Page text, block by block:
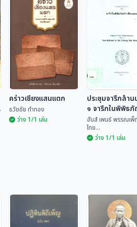
คร่าวเชียงแสนแตก
ธวัชชัย ทำทอง
ว่าง 1/1 เล่ม
ประชุมจารึกล้าน
๑ จารึกในพิพิธ
เชียงแสน
ฮันส์ เพนธ์ พรรณเพ็
ไทย...
ว่าง 1/1 เล่ม